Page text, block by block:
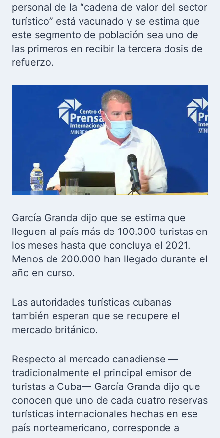
personal de la “cadena de valor del sector
turístico” está vacunado y se estima que
este segmento de población sea uno de
las primeros en recibir la tercera dosis de
refuerzo.
García Granda dijo que se estima que
lleguen al país más de 100.000 turistas en
los meses hasta que concluya el 2021.
Menos de 200.000 han llegado durante el
año en curso.
Las autoridades turísticas cubanas
también esperan que se recupere el
mercado británico.
Respecto al mercado canadiense —
tradicionalmente el principal emisor de
turistas a Cuba— García Granda dijo que
conocen que uno de cada cuatro reservas
turísticas internacionales hechas en ese
país norteamericano, corresponde a